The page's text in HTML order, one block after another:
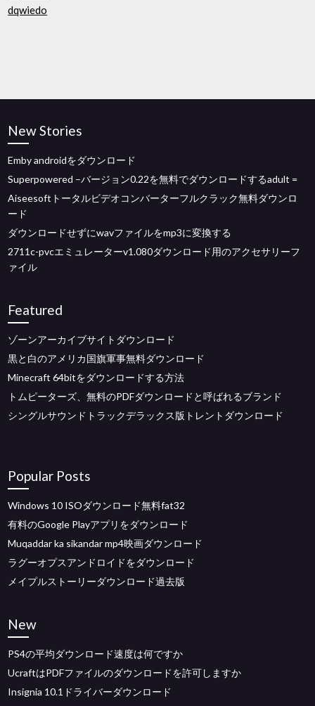
dqwiedo
New Stories
Emby androidをダウンロード
Superpowered –バージョン0.22を無料でダウンロードするadult =
Aiseesoftトータルビデオコンバーターフルクラック無料ダウンロ
ード
ダウンロードせずにwavファイルをmp3に変換する
2711c-pvcエミュレーターv1.080ダウンロード用のアクセサリーフ
ァイル
Featured
ゾーンアーカイブサイトダウンロード
黒と白のアメリカ国旗軍事無料ダウンロード
Minecraft 64bitをダウンロードする方法
トムピーターズ、無料のPDFダウンロードと呼ばれるブランド
シングルサウンドトラックデラックス版トレントダウンロード
Popular Posts
Windows 10 ISOダウンロード無料fat32
有料のGoogle Playアプリをダウンロード
Muqaddar ka sikandar mp4映画ダウンロード
ラグーオプスアンドロイドをダウンロード
メイプルストーリーダウンロード過去版
New
PS4の平均ダウンロード速度は何ですか
UcraftはPDFファイルのダウンロードを許可しますか
Insignia 10.1ドライバーダウンロード